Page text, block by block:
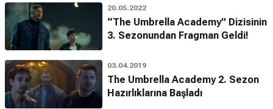
20.05.2022
“The Umbrella Academy” Dizisinin
3. Sezonundan Fragman Geldi!
03.04.2019
The Umbrella Academy 2. Sezon
Hazırlıklarına Başladı